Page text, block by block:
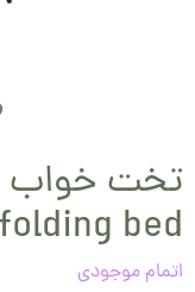
bed
اتمام موجودی